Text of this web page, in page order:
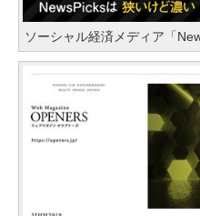
ソーシャル経済メディア「